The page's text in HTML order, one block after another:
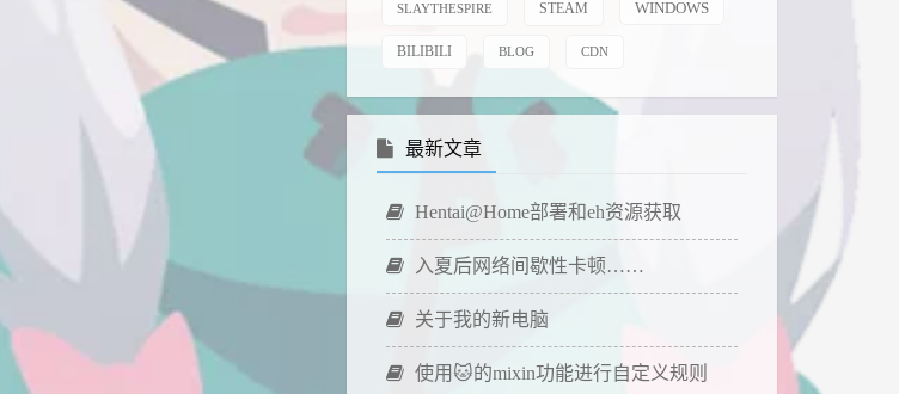
SLAYTHESPIRE STEAM WINDOWS
BILIBILI BLOG CDN
最新文章
Hentai@Home部署和eh资源获取
入夏后网络间歇性卡顿……
关于我的新电脑
使用🐱的mixin功能进行自定义规则